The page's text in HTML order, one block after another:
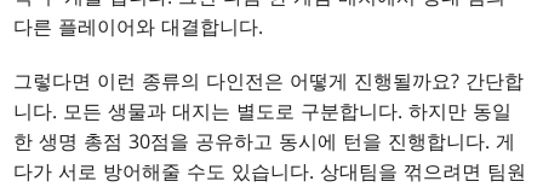
다른 플레이어와 대결합니다.
그렇다면 이런 종류의 다인전은 어떻게 진행될까요? 간단합
니다. 모든 생물과 대지는 별도로 구분합니다. 하지만 동일
한 생명 총점 30점을 공유하고 동시에 턴을 진행합니다. 게
다가 서로 방어해줄 수도 있습니다. 상대팀을 꺾으려면 팀원